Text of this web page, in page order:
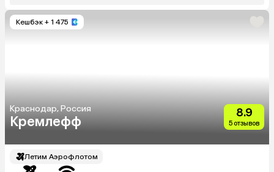
Кешбэк + 1 475
Краснодар, Россия
Кремлефф
8.9
5 отзывов
Летим Аэрофлотом